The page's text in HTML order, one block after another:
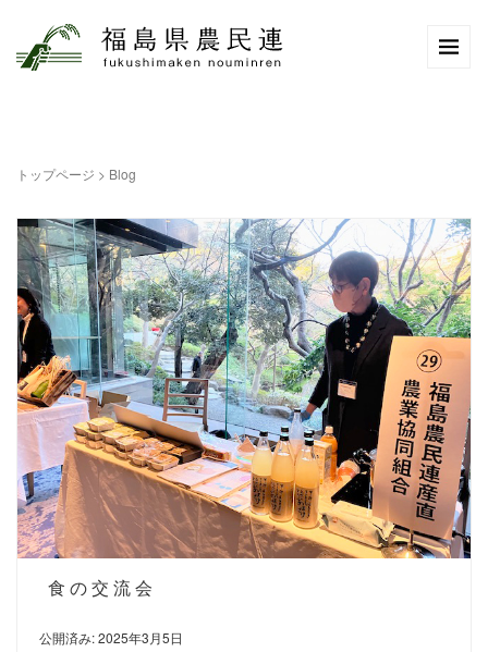
トップページ > Blog
食の交流会
公開済み: 2025年3月5日